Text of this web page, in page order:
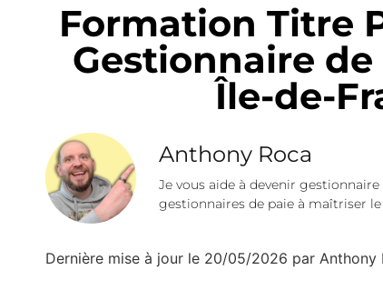
Formation Titre
Gestionnaire de
Île-de-
Anthony Roca
Je vous aide à devenir
gestionnaires de paie à maîtriser
Dernière mise à jour le 20/05/2026 par Anthony